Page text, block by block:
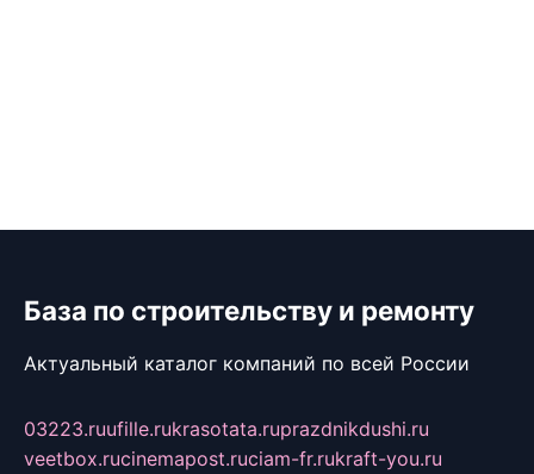
База по строительству и ремонту
Актуальный каталог компаний по всей России
03223.ruufille.rukrasotata.ruprazdnikdushi.ru
veetbox.rucinemapost.ruciam-fr.rukraft-you.ru